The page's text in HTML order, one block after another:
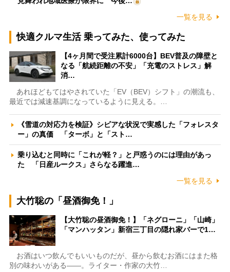
一覧を見る
快適クルマ生活 乗ってみた、使ってみた
【4ヶ月間で受注累計6000台】BEV普及の障壁と
なる「航続距離の不安」「充電のストレス」解
消…
あれほどもてはやされていた「EV（BEV）シフト」の潮流も、
最近では減速基調になっているように見える。…
《雪道の対応力を検証》シビアな状況で実感した「フォレスタ
ー」の真価 「ターボ」と「スト…
乗り込むと同時に「これが軽？」と戸惑うのには理由があっ
た 「日産ルークス」さらなる躍進…
一覧を見る
大竹聡の「昼酒御免！」
【大竹聡の昼酒御免！】「ネグローニ」「山崎」
「マンハッタン」新宿三丁目の隠れ家バーで1…
お酒はいつ飲んでもいいものだが、昼から飲むお酒にはまた格
別の味わいがある――。ライター・作家の大竹…